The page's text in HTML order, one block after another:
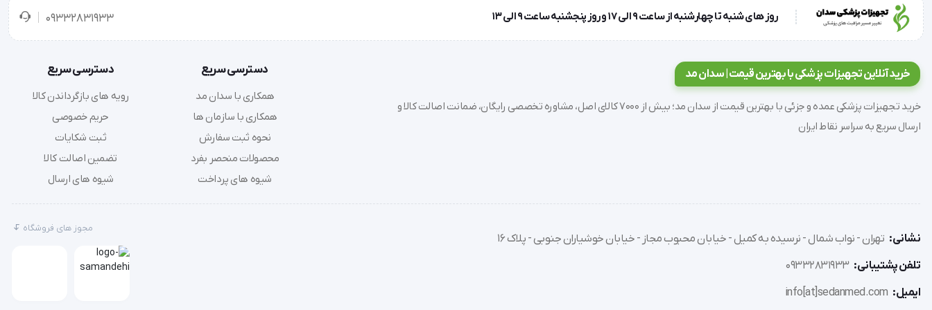
دارندگان ایمپلنت‌های دندانی (Dental Implants):
بریج و پروتزهای ثابت (Dental Bridges):
شستشوی فضای زیر پونتیک (Pontic) بریج‌ها.
برای دستیابی به بهترین نتیجه و جلوگیری از پاشش آب به محیط، مراحل زیر را دنبال کنید:
لب‌ها را کمی ببندید تا از پاشش آب جلوگیری شود، اما اجازه دهید آب از گوشه دهان به داخل سینک جریان یابد.
حرکت را از دندان‌های عقب شروع کرده و روی خط لثه مکث کوتاهی داشته باشید.
روز های شنبه تا چهارشنبه از ساعت 9 الی 17 و روز پنجشنبه ساعت 9 الی 13 09332831933
خرید آنلاین تجهیزات پزشکی با بهترین قیمت | سدان مد
خرید تجهیزات پزشکی عمده و جزئی با بهترین قیمت از سدان مد؛ بیش از 7000 کالای اصل، مشاوره تخصصی رایگان، ضمانت اصالت کالا و
ارسال سریع به سراسر نقاط ایران
دسترسی سریع
همکاری با سدان مد
همکاری با سازمان ها
نحوه ثبت سفارش
محصولات منحصر بفرد
شیوه های پرداخت
دسترسی سریع
رویه های بازگرداندن کالا
حریم خصوصی
ثبت شکایات
تضمین اصالت کالا
شیوه های ارسال
نشانی: تهران - نواب شمال - نرسیده به کمیل - خیابان محبوب مجاز - خیابان خوشیاران جنوبی - پلاک 16
تلفن پشتیبانی: 09332831933
ایمیل: info[at]sedanmed.com
مجوز های فروشگاه